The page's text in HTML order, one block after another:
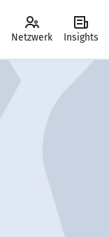
Netzwerk Insights